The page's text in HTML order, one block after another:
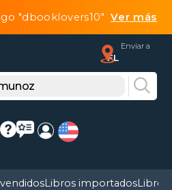
"dbooklovers10"Ver más
Enviar a
FL
Libros importadosLibros